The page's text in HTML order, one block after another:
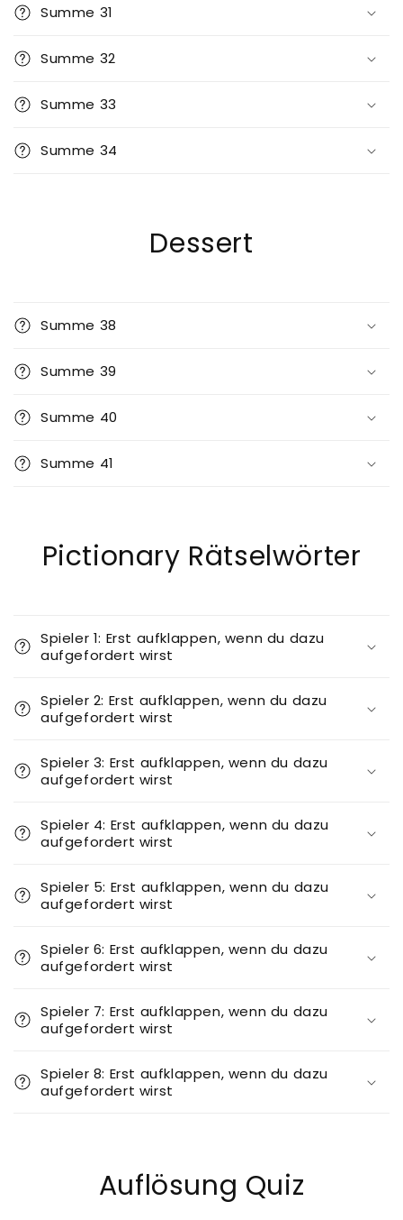
Summe 31
Summe 32
Summe 33
Summe 34
Dessert
Summe 38
Summe 39
Summe 40
Summe 41
Pictionary Rätselwörter
Spieler 1: Erst aufklappen, wenn du dazu
aufgefordert wirst
Spieler 2: Erst aufklappen, wenn du dazu
aufgefordert wirst
Spieler 3: Erst aufklappen, wenn du dazu
aufgefordert wirst
Spieler 4: Erst aufklappen, wenn du dazu
aufgefordert wirst
Spieler 5: Erst aufklappen, wenn du dazu
aufgefordert wirst
Spieler 6: Erst aufklappen, wenn du dazu
aufgefordert wirst
Spieler 7: Erst aufklappen, wenn du dazu
aufgefordert wirst
Spieler 8: Erst aufklappen, wenn du dazu
aufgefordert wirst
Auflösung Quiz